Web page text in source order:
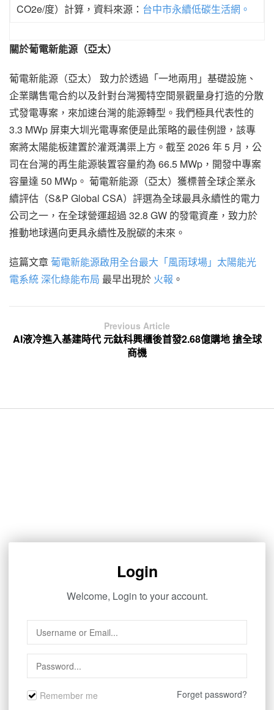
CO2e/度）計算，資料來源： 台中市永續低碳生活網。
關於葡電新能源（亞太）
葡電新能源（亞太） 致力於透過「一地兩用」基礎設施、
企業購售電合約以及針對台灣獨特空間景觀量身打造的分散
式發電專案，來加速台灣的能源轉型。我們極具代表性的
3.3 MWp 屏東大圳光電專案便是此策略的最佳例證，該專
案將太陽能板建置於灌溉溝渠上方。截至 2026 年 5 月，公
司在台灣的再生能源裝置容量約為 66.5 MWp，開發中專案
容量達 50 MWp。 葡電新能源（亞太）獲標普全球企業永
續評估（S&P Global CSA）評選為全球最具永續性的電力
公司之一，在全球營運超過 32.8 GW 的發電資產，致力於
推動地球邁向更具永續性及脫碳的未來。
這篇文章葡電新能源啟用全台最大「風雨球場」太陽能光
電系統 深化綠能布局 最早出現於 火報 。
Previous Article
AI液冷進入基建時代 元鈦科興櫃後首發2.68億購地 搶全球
商機
Login
Welcome, Login to your account.
Remember me Forget password?